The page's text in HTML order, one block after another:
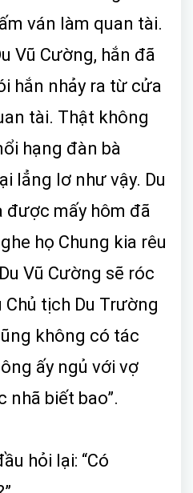
ván làm quan tài.
Vũ Cường, hắn đã
hắn nhảy ra từ cửa
tài. Thật không
hạng đàn bà
lẳng lơ như vậy. Du
được mấy hôm đã
họ Chung kia rêu
Vũ Cường sẽ róc
tịch Du Trường
không có tác
ấy ngủ với vợ
nhã biết bao”.
hỏi lại: “Có